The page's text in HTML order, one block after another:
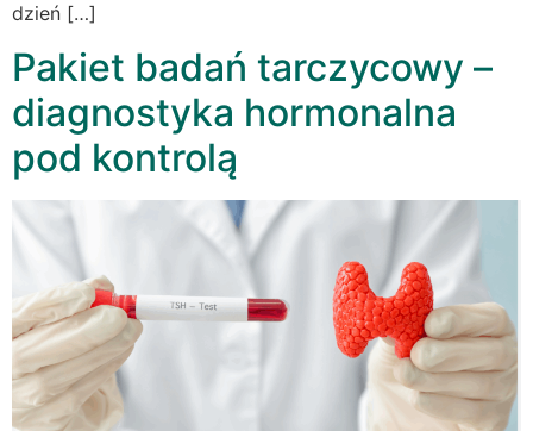
dzień […]
Pakiet badań tarczycowy –
diagnostyka hormonalna
pod kontrolą